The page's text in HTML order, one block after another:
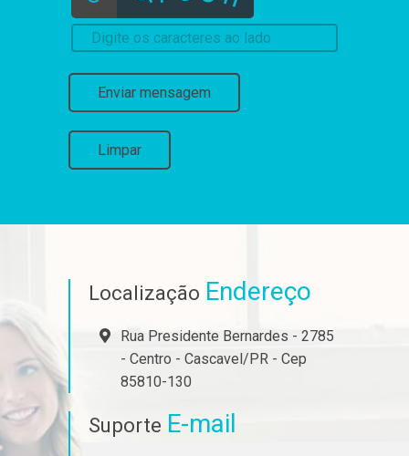
Enviar mensagem
Limpar
Localização Endereço
Rua Presidente Bernardes - 2785
- Centro - Cascavel/PR - Cep
85810-130
Suporte E-mail